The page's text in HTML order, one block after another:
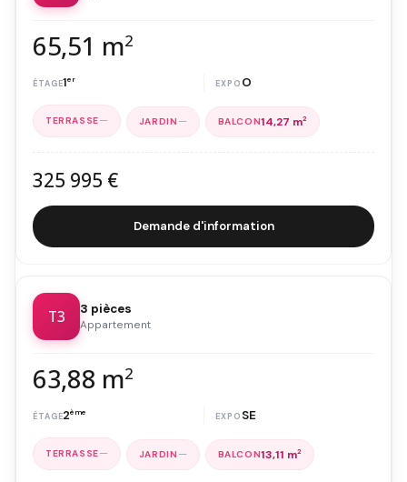
65,51 m2
1er O
— — 14,27 m2
325 995 €
Demande d'information
T3 3 pièces
Appartement
63,88 m2
2ème SE
— — 13,11 m2